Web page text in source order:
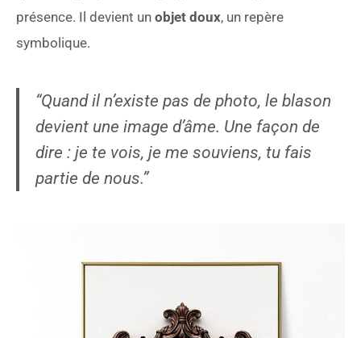
présence. Il devient un objet doux, un repère
symbolique.
“Quand il n’existe pas de photo, le blason
devient une image d’âme. Une façon de
dire : je te vois, je me souviens, tu fais
partie de nous.”